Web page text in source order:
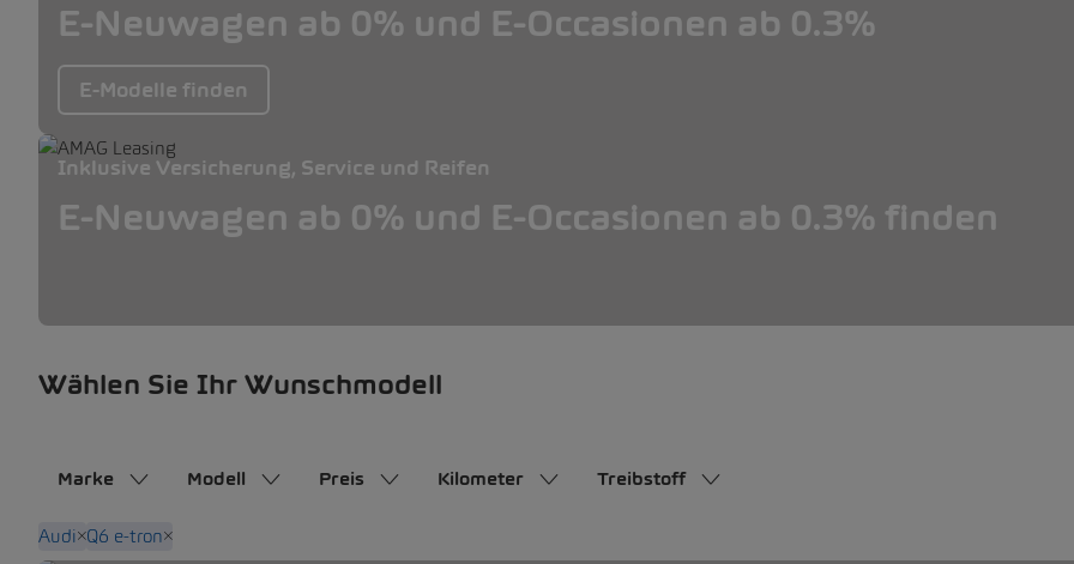
E-Neuwagen ab 0% und E-Occasionen ab 0.3%
E-Modelle finden
Inklusive Versicherung, Service und Reifen
E-Neuwagen ab 0% und E-Occasionen ab 0.3% finden
Wählen Sie Ihr Wunschmodell
Marke Modell Preis Kilometer Treibstoff
Audi Q6 e-tron